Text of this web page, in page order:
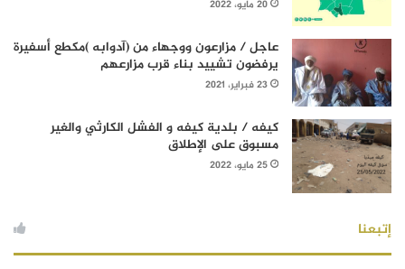
20 مايو، 2022
عاجل / مزارعون ووجهاء من (آدوابه )مكطع أسفيرة
يرفضون تشييد بناء قرب مزارعهم
23 فبراير، 2021
كيفه / بلدية كيفه و الفشل الكارثي والغير
مسبوق على الإطلاق
25 مايو، 2022
إتبعنا